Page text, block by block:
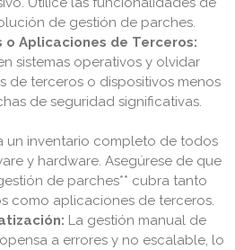
de gestión de parches.
o Aplicaciones de Terceros:
sistemas operativos y olvidar
de terceros o dispositivos menos
de seguridad significativas.
un inventario completo de todos
y hardware. Asegúrese de que
de parches** cubra tanto
como aplicaciones de terceros.
La gestión manual de
a errores y no escalable, lo